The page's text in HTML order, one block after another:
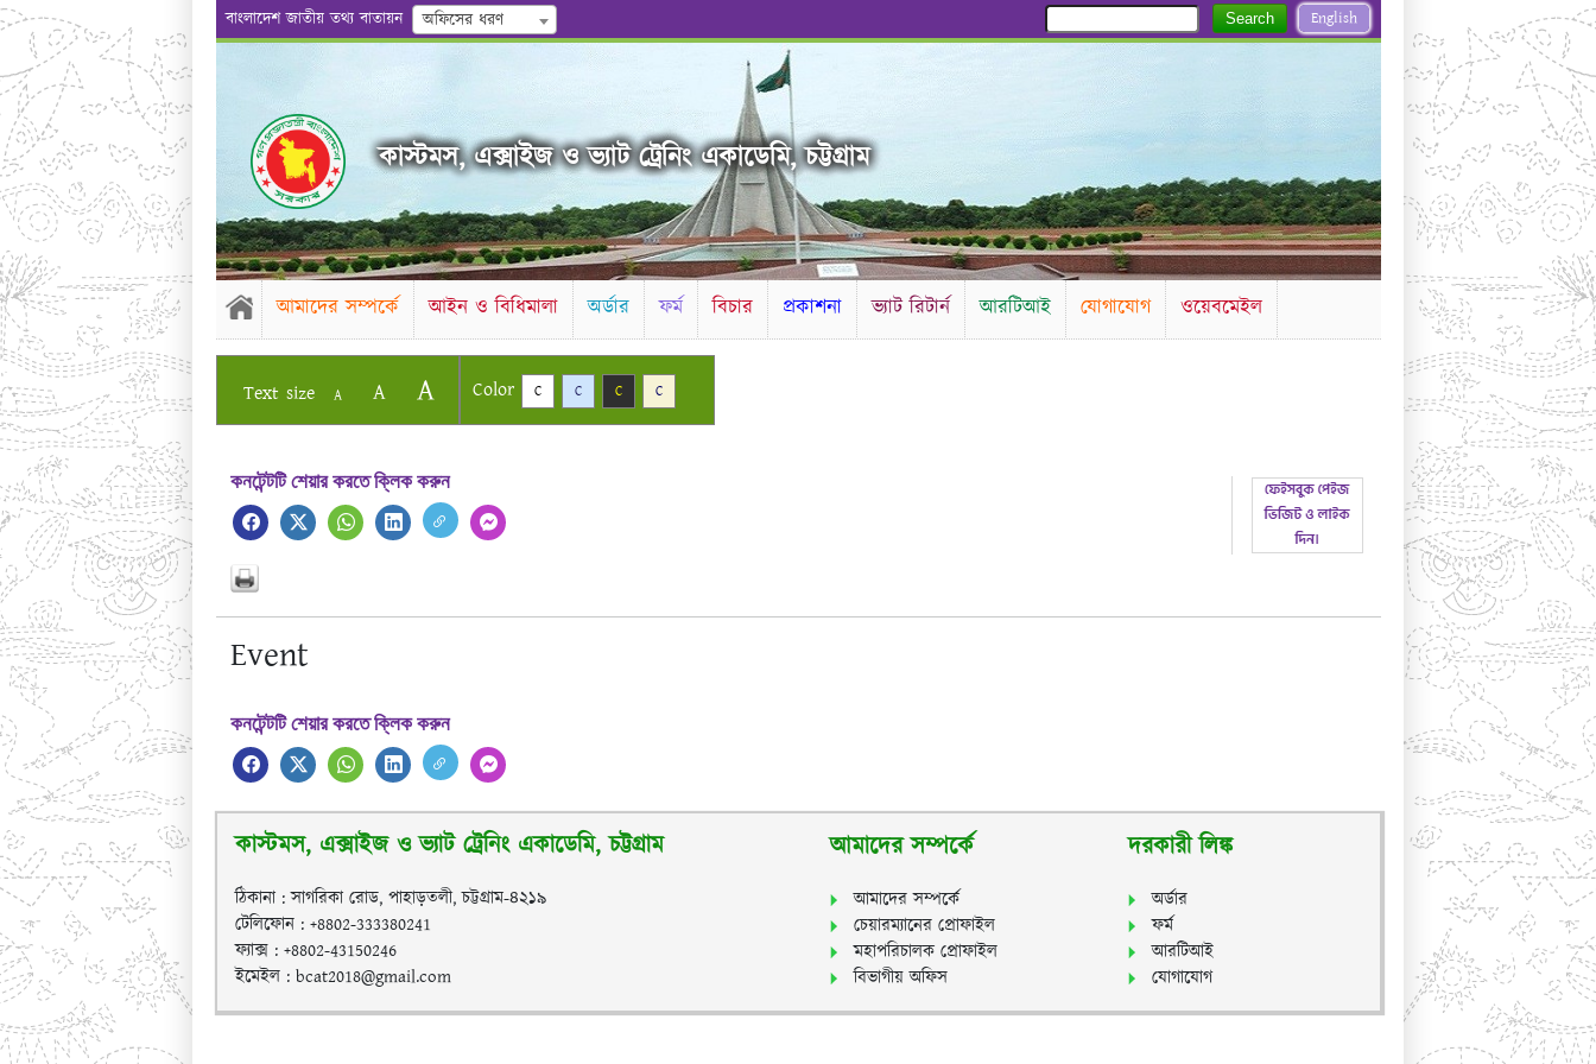
বাংলাদেশ জাতীয় তথ্য বাতায়ন অফিসের ধরণ English
Search
কাস্টমস, এক্সাইজ ও ভ্যাট ট্রেনিং একাডেমি, চট্টগ্রাম
আমাদের সম্পর্কে আইন ও বিধিমালা অর্ডার ফর্ম বিচার প্রকাশনা ভ্যাট রিটার্ন আরটিআই যোগাযোগ ওয়েবমেইল
Text size A A A Color C C C C
কনটেন্টটি শেয়ার করতে ক্লিক করুন
Event
কনটেন্টটি শেয়ার করতে ক্লিক করুন
কাস্টমস, এক্সাইজ ও ভ্যাট ট্রেনিং একাডেমি, চট্টগ্রাম
ঠিকানা : সাগরিকা রোড, পাহাড়তলী, চট্টগ্রাম-৪২১৯
টেলিফোন : +8802-333380241
ফ্যাক্স : +8802-43150246
ইমেইল : bcat2018@gmail.com
আমাদের সম্পর্কে
আমাদের সম্পর্কে
চেয়ারম্যানের প্রোফাইল
মহাপরিচালক প্রোফাইল
বিভাগীয় অফিস
দরকারী লিঙ্ক
অর্ডার
ফর্ম
আরটিআই
যোগাযোগ